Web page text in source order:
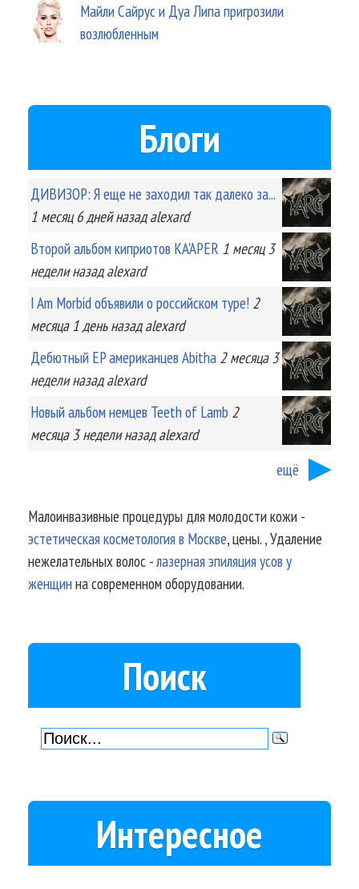
Майли Сайрус и Дуа Липа пригрозили
возлюбленным
Блоги
ДИВИЗОР: Я еще не заходил так далеко за...
1 месяц 6 днейназад alexard
Второй альбом киприотов KA'APER 1 месяц 3
неделиназад alexard
I Am Morbid объявили о российском туре! 2
месяца 1 деньназад alexard
Дебютный EP американцев Abitha 2 месяца 3
неделиназад alexard
Новый альбом немцев Teeth of Lamb 2
месяца 3 неделиназад alexard
ещё
Малоинвазивные процедуры для молодости кожи -
эстетическая косметология в Москве, цены. , Удаление
нежелательных волос -лазерная эпиляция усов у
женщинна современном оборудовании.
Поиск
Интересное